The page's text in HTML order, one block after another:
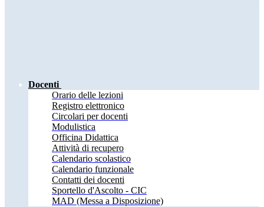
Docenti
Orario delle lezioni
Registro elettronico
Circolari per docenti
Modulistica
Officina Didattica
Attività di recupero
Calendario scolastico
Calendario funzionale
Contatti dei docenti
Sportello d'Ascolto - CIC
MAD (Messa a Disposizione)